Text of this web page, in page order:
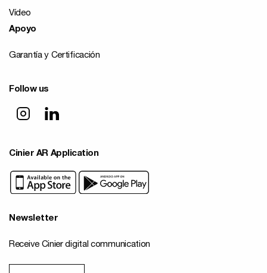
Vídeo
Apoyo
Garantía y Certificación
Follow us
Cinier AR Application
Newsletter
Receive Cinier digital communication